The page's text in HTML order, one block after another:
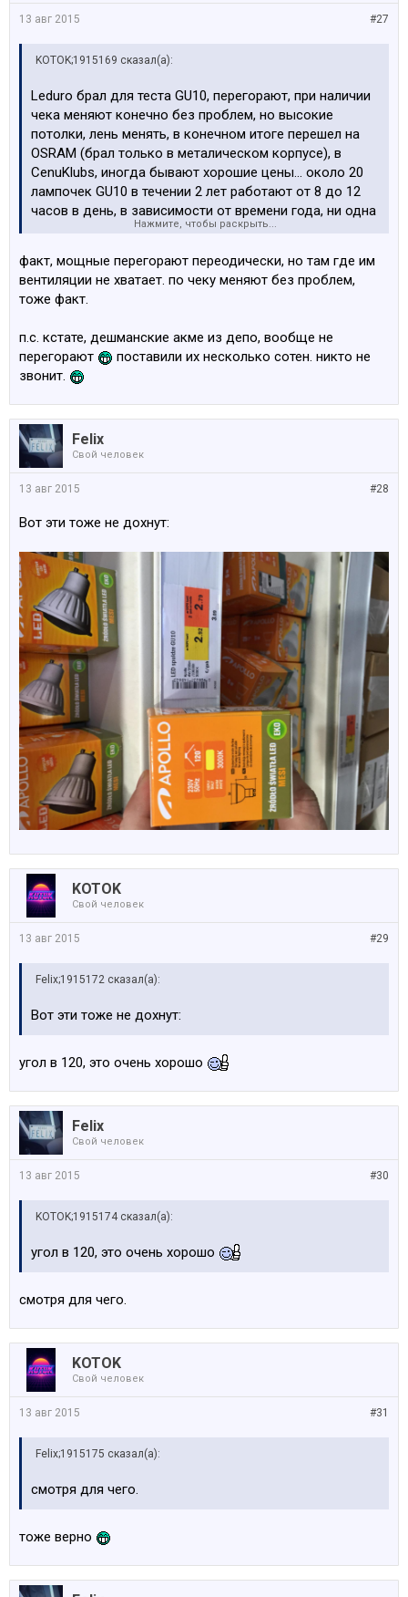
#27
13 авг 2015
KOTOK;1915169 сказал(а):
Leduro брал для теста GU10, перегорают, при наличии
чека меняют конечно без проблем, но высокие
потолки, лень менять, в конечном итоге перешел на
OSRAM (брал только в металическом корпусе), в
CenuKlubs, иногда бывают хорошие цены... около 20
лампочек GU10 в течении 2 лет работают от 8 до 12
часов в день, в зависимости от времени года, ни одна
Нажмите, чтобы раскрыть...
факт, мощные перегорают переодически, но там где им
вентиляции не хватает. по чеку меняют без проблем,
тоже факт.
п.с. кстате, дешманские акме из депо, вообще не
перегорают
поставили их несколько сотен. никто не
звонит.
Felix
Свой человек
#28
13 авг 2015
Вот эти тоже не дохнут:
KOTOK
Свой человек
#29
13 авг 2015
Felix;1915172 сказал(а):
Вот эти тоже не дохнут:
угол в 120, это очень хорошо
Felix
Свой человек
#30
13 авг 2015
KOTOK;1915174 сказал(а):
угол в 120, это очень хорошо
смотря для чего.
KOTOK
Свой человек
#31
13 авг 2015
Felix;1915175 сказал(а):
смотря для чего.
тоже верно